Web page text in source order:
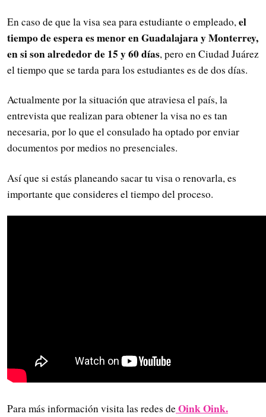
En caso de que la visa sea para estudiante o empleado,el
tiempo de espera es menor en Guadalajara y Monterrey,
en si son alrededor de 15 y 60 días, pero en Ciudad Juárez
el tiempo que se tarda para los estudiantes es de dos días.
Actualmente por la situación que atraviesa el país, la
entrevista que realizan para obtener la visa no es tan
necesaria, por lo que el consulado ha optado por enviar
documentos por medios no presenciales.
Así que si estás planeando sacar tu visa o renovarla, es
importante que consideres el tiempo del proceso.
Para más información visita las redes deOink Oink.